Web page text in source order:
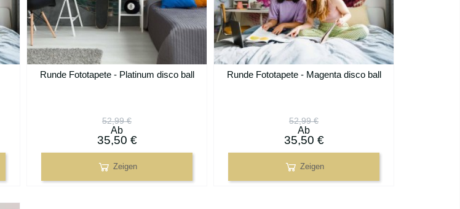
Runde Fototapete - Platinum disco ball
52,99 €
Ab
35,50 €
Zeigen
Runde Fototapete - Magenta disco ball
52,99 €
Ab
35,50 €
Zeigen